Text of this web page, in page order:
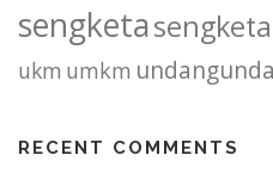
sengketa
ukm umkm
RECENT COMMENTS